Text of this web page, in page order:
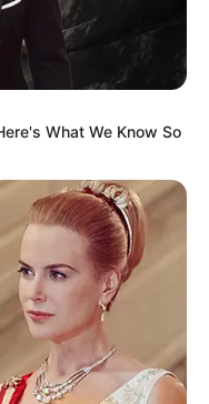
What We Know So